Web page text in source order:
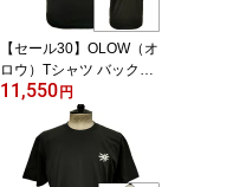
【セール30】OLOW（オ
ロウ）Tシャツ バックグ
ラフィック 楽器・音楽の
イラスト OL612002-99
カーボンブラック 黒 オ
ーガニックコットン10
0% 【ケイト・マクエニ
11,550 円